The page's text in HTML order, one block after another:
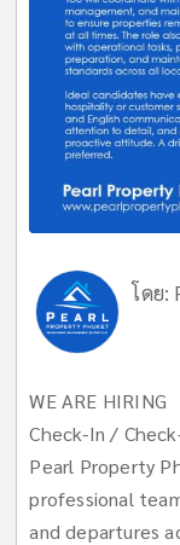
โดย:
WE ARE HIRING
Check-In /
Pearl Property
professional
and departures